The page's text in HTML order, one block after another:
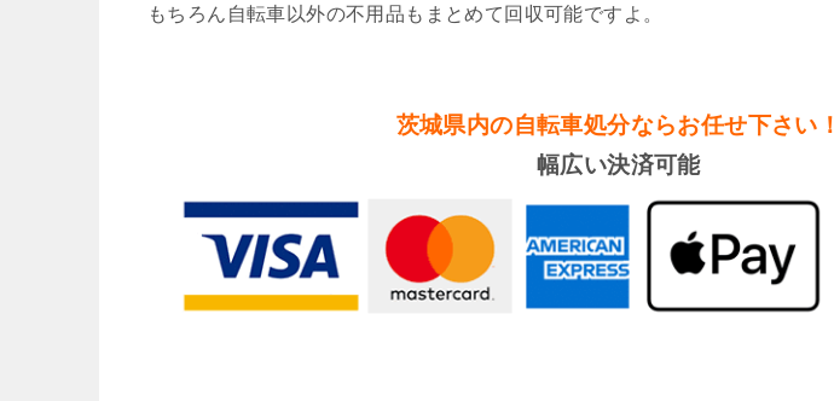
もちろん自転車以外の不用品もまとめて回収可能ですよ。
茨城県内の自転車処分ならお任せ下さい！
幅広い決済可能